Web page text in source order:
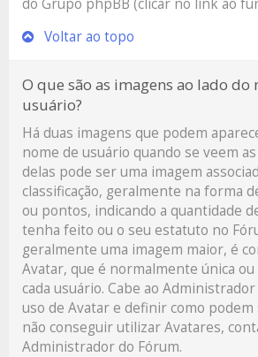
do Grupo phpBB (clicar no link ao
Voltar ao topo
O que são as imagens ao lado do
usuário?
Há duas imagens que podem
nome de usuário quando se veem
delas pode ser uma imagem
classificação, geralmente na forma
ou pontos, indicando a quantidade
tenha feito ou o seu estatuto no
geralmente uma imagem maior, é
Avatar, que é normalmente única
cada usuário. Cabe ao
uso de Avatar e definir como podem
não conseguir utilizar Avatares,
Administrador do Fórum.